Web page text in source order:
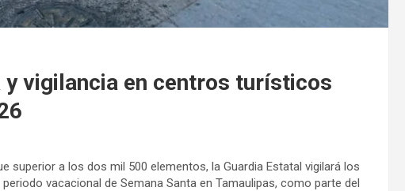
y vigilancia en centros turísticos
superior a los dos mil 500 elementos, la Guardia Estatal vigilará los
vacacional de Semana Santa en Tamaulipas, como parte del